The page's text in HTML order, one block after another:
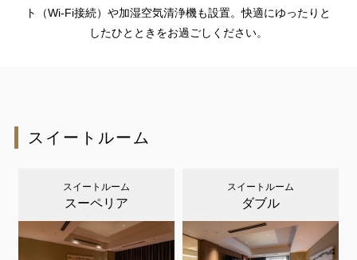
ト（Wi-Fi接続）や加湿空気清浄機も設置。快適にゆったりと
したひとときをお過ごしください。
スイートルーム
スイートルーム
スーペリア
スイートルーム
ダブル